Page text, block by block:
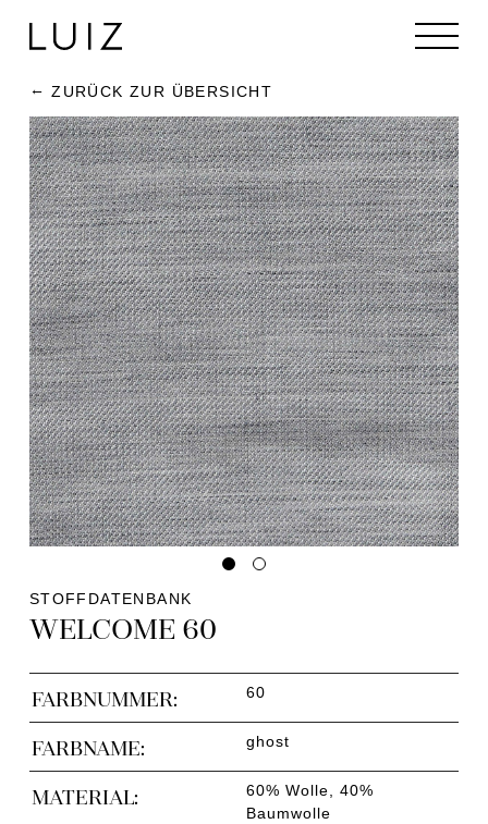
ZURÜCK ZUR ÜBERSICHT
STOFFDATENBANK
WELCOME 60
FARBNUMMER: 60
FARBNAME: ghost
MATERIAL:
60% Wolle, 40%
Baumwolle